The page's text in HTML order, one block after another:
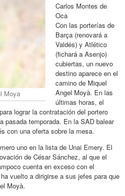
Moya
Carlos Montes de
Oca
Con las porterías de
Barça (renovará a
Valdés) y Atlético
(fichará a Asenjo)
cubiertas, un nuevo
destino aparece en el
camino de Miquel
Angel Moyà. En las
últimas horas, el
lograr la contratación del portero
pasada temporada. En la SAD balear
con una oferta sobre la mesa.
uno en la lista de Unai Emery. El
de César Sánchez, al que el
cuenta en exceso con el
vuelto a dirigirse a sus jefes para que
Moyà.